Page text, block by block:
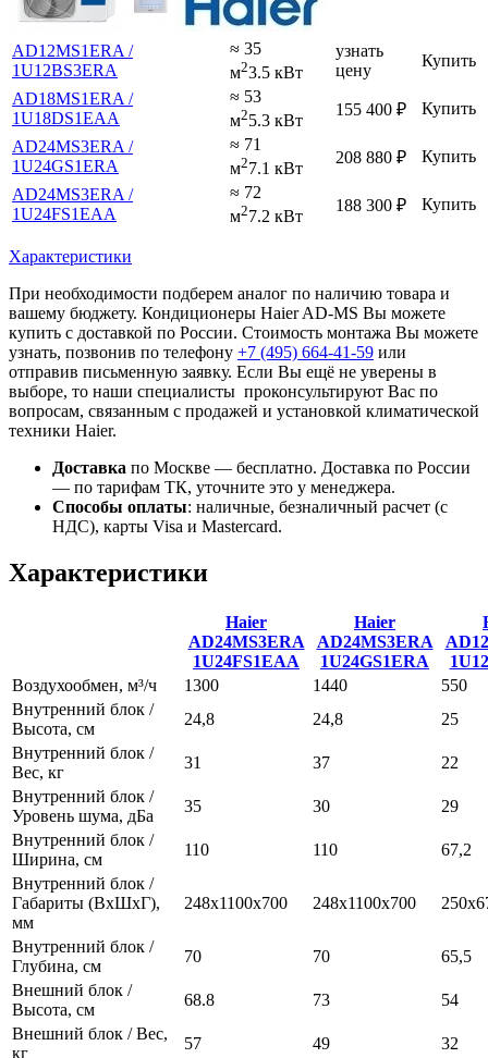
AD12MS1ERA /
1U12BS3ERA
≈ 35
м23.5 кВт
узнать
цену
Купить
AD18MS1ERA /
1U18DS1EAA
≈ 53
м25.3 кВт
155 400 ₽ Купить
AD24MS3ERA /
1U24GS1ERA
≈ 71
м27.1 кВт
208 880 ₽ Купить
AD24MS3ERA /
1U24FS1EAA
≈ 72
м27.2 кВт
188 300 ₽ Купить
Характеристики
При необходимости подберем аналог по наличию товара и
вашему бюджету. Кондиционеры Haier AD-MS Вы можете
купить с доставкой по России. Стоимость монтажа Вы можете
узнать, позвонив по телефону +7 (495) 664-41-59 или
отправив письменную заявку. Если Вы ещё не уверены в
выборе, то наши специалисты проконсультируют Вас по
вопросам, связанным с продажей и установкой климатической
техники Haier.
Доставка по Москве — бесплатно. Доставка по России
— по тарифам ТК, уточните это у менеджера.
Способы оплаты: наличные, безналичный расчет (с
НДС), карты Visa и Mastercard.
Характеристики
Haier
AD24MS3ERA
1U24FS1EAA
Haier
AD24MS3ERA
1U24GS1ERA
Воздухообмен, м³/ч
1300 1440
550
Внутренний блок /
Высота, см
24,8 24,8
25
Внутренний блок /
Вес, кг
31 37
22
Внутренний блок /
Уровень шума, дБа
35 30
29
Внутренний блок /
Ширина, см
110 110
67,2
Внутренний блок /
Габариты (ВхШхГ),
мм
248х1100х700 248х1100х700
Внутренний блок /
Глубина, см
70 70
65,5
Внешний блок /
Высота, см
68.8 73
54
Внешний блок / Вес,
кг
57 49
32